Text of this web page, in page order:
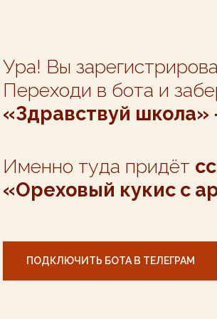
Именно туда придёт
«Ореховый кукис с
Ура! Вы
Переходи в бота и
«Здравствуй школа»
ПОДКЛЮЧИТЬ БОТА В ТЕЛЕГРАМ